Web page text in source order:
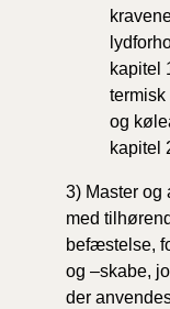
kapitel
termisk
og
kapitel
3) Master og
med
befæstelse,
og –skabe,
der